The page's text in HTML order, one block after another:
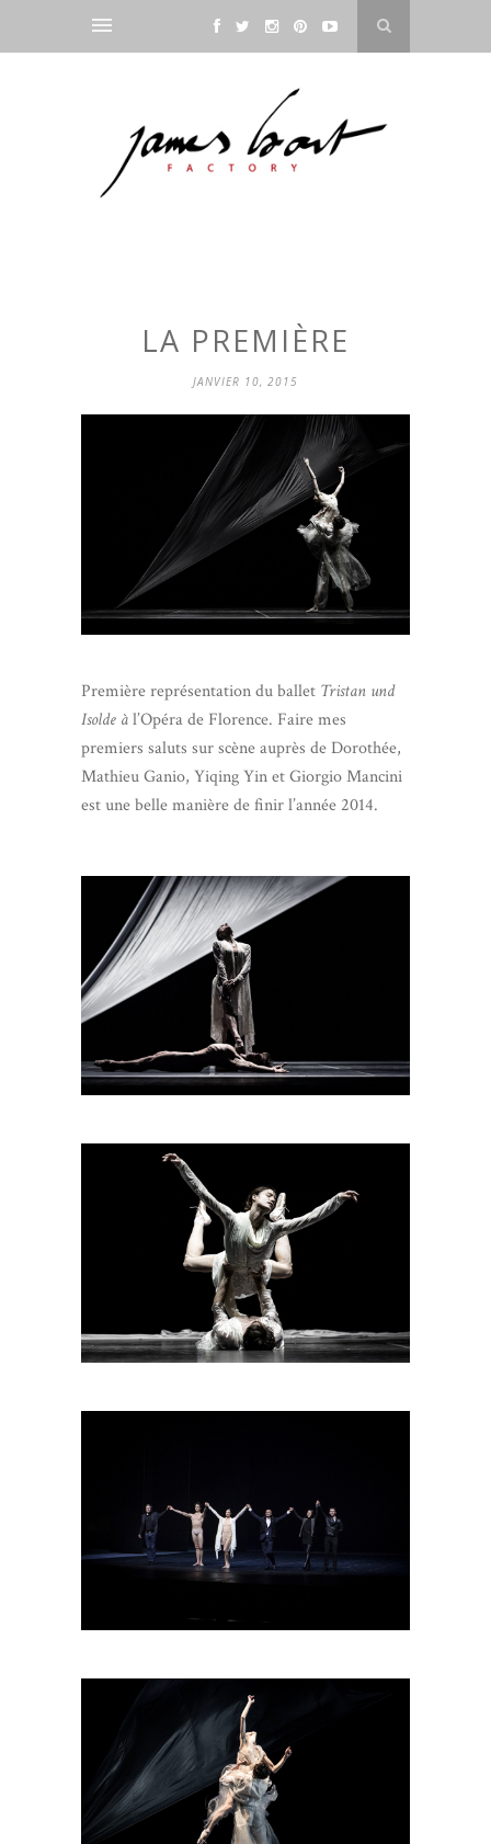
LA PREMIÈRE
JANVIER 10, 2015
Première représentation du ballet Tristan und
Isolde àl’Opéra de Florence. Faire mes
premiers saluts sur scène auprès de Dorothée,
Mathieu Ganio, Yiqing Yin et Giorgio Mancini
est une belle manière de finir l’année 2014.